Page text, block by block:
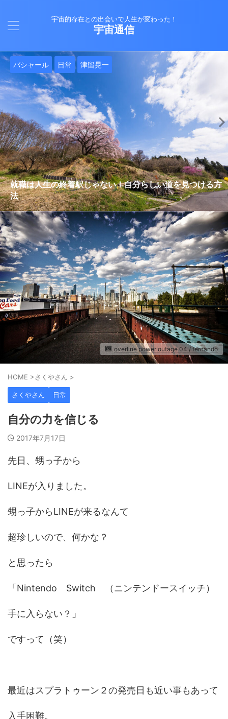
宇宙的存在との出会いで人生が変わった！
宇宙通信
日常 津留晃一
雨の日の恵み：心に降る静かな癒し
バシャール 日常 津留晃一
就職は人生の終着駅じゃない！自分らしい道を見つける方
法
Healy 日常
ヒーリーを買うべきか迷っているあなたへ。実際に使って
みた感想と注意点
バシャール 日常
エネルギーの法則 〜最近どハマりしていました〜
日常
現実を変える
日常
今、ここにいること
Healy 日常 津留晃一
もしかしてだけどHealy（量子波動調整器）のせいなの？
日常
iPad 第10世代買いました
Healy 日常
久し振りにHealy（ヒーリー）量子波動調整器について
日常
大谷さんの通訳、水原さんの解雇に思う
overline power outage 04 / fernando
HOME >さくやさん >
さくやさん 日常
自分の力を信じる
2017年7月17日
先日、甥っ子から
LINEが入りました。
甥っ子からLINEが来るなんて
超珍しいので、何かな？
と思ったら
「Nintendo Switch （ニンテンドースイッチ）
手に入らない？」
ですって（笑）
最近はスプラトゥーン２の発売日も近い事もあって
入手困難。